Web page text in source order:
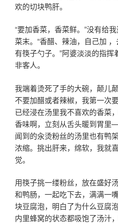
欢的切块鸭肝。
“要加香菜，香菜鲜。”没有给
菜末。“香醋、辣油，自己加
有筷子勺子。”阿婆淡淡的指
非客人。
我端着烫死了手的大碗，颠儿
不要加醋或者辣椒，我第一次
已经浸在汤里我不喜欢的香菜
香味啊，立刻从舌头暖到胃
闻到的汆烫粉丝的汤里也有鸭
浓缩。挑出肝来，绵软，我就
觉。
用筷子挑一缕粉丝，放在盛好
和鸭肠，一起吃下去，满满一
块豆腐泡，明白了为什么豆腐
内里蜂窝的状态都吸饱了汤汁